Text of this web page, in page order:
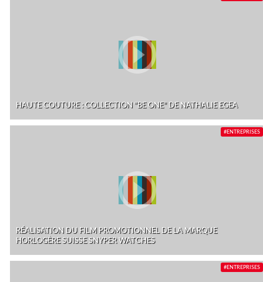
HAUTE COUTURE : COLLECTION "BE ONE" DE NATHALIE EGEA
RÉALISATION DU FILM PROMOTIONNEL DE LA MARQUE
HORLOGÈRE SUISSE SNYPER WATCHES
#ENTREPRISES
#ENTREPRISES